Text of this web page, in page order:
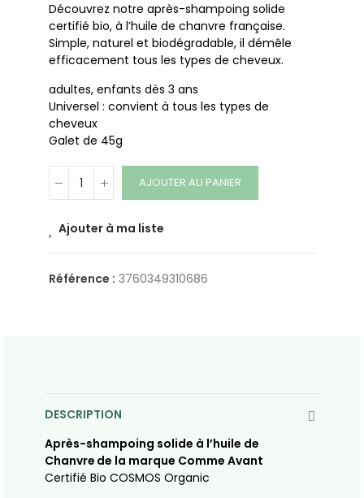
DESCRIPTION
Après-shampoing solide à l’huile de
Chanvre de la marque Comme Avant
Certifié Bio COSMOS Organic
Découvrez notre après-shampoing solide
certifié bio, à l’huile de chanvre française.
Simple, naturel et biodégradable, il démêle
efficacement tous les types de cheveux.
adultes, enfants dès 3 ans
Universel : convient à tous les types de
cheveux
Galet de 45g
AJOUTER AU PANIER
Ajouter à ma liste
Référence : 3760349310686